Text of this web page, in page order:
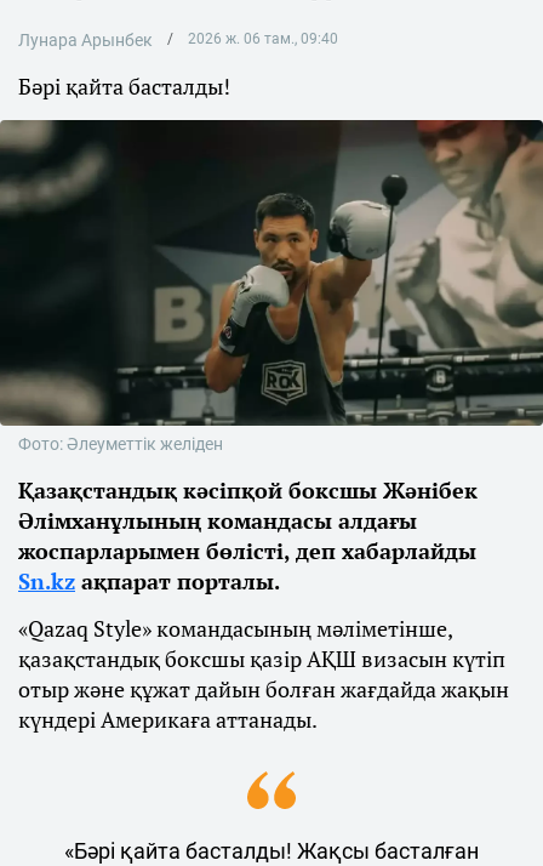
Лунара Арынбек 2026 ж. 06 там., 09:40
Бәрі қайта басталды!
Фото: Әлеуметтік желіден
Қазақстандық кәсіпқой боксшы Жәнібек
Әлімханұлының командасы алдағы
жоспарларымен бөлісті, деп хабарлайды
Sn.kz ақпарат порталы.
«Qazaq Style» командасының мәліметінше,
қазақстандық боксшы қазір АҚШ визасын күтіп
отыр және құжат дайын болған жағдайда жақын
күндері Америкаға аттанады.
«Бәрі қайта басталды! Жақсы басталған